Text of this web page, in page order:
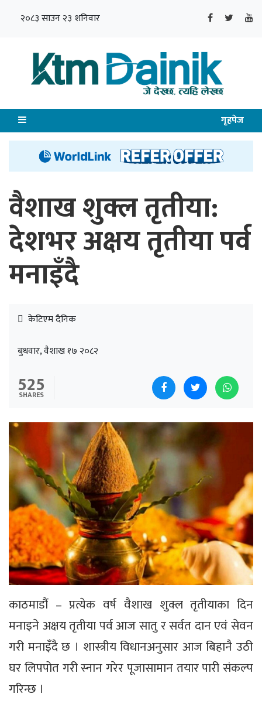
२०८३ साउन २३ शनिवार
गृहपेज
वैशाख शुक्ल तृतीया:
देशभर अक्षय तृतीया पर्व
मनाइँदै
केटिएम दैनिक
बुधवार, वैशाख १७ २०८२
525
SHARES
काठमाडौं – प्रत्येक वर्ष वैशाख शुक्ल तृतीयाका दिन
मनाइने अक्षय तृतीया पर्व आज सातु र सर्वत दान एवं सेवन
गरी मनाइँदै छ । शास्त्रीय विधानअनुसार आज बिहानै उठी
घर लिपपोत गरी स्नान गरेर पूजासामान तयार पारी संकल्प
गरिन्छ ।